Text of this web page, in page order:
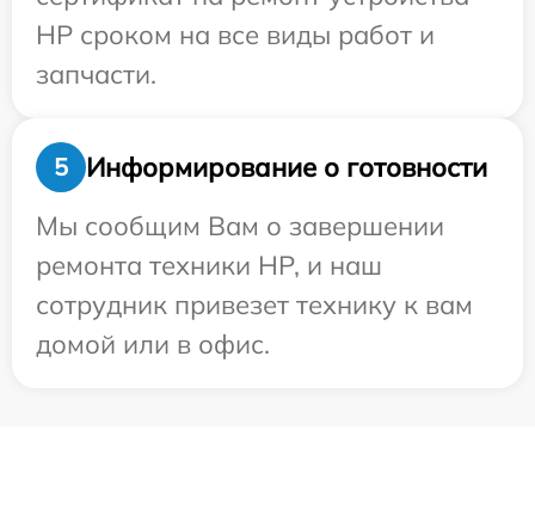
HP сроком на все виды работ и
запчасти.
5
Информирование о готовности
Мы сообщим Вам о завершении
ремонта техники HP, и наш
сотрудник привезет технику к вам
домой или в офис.